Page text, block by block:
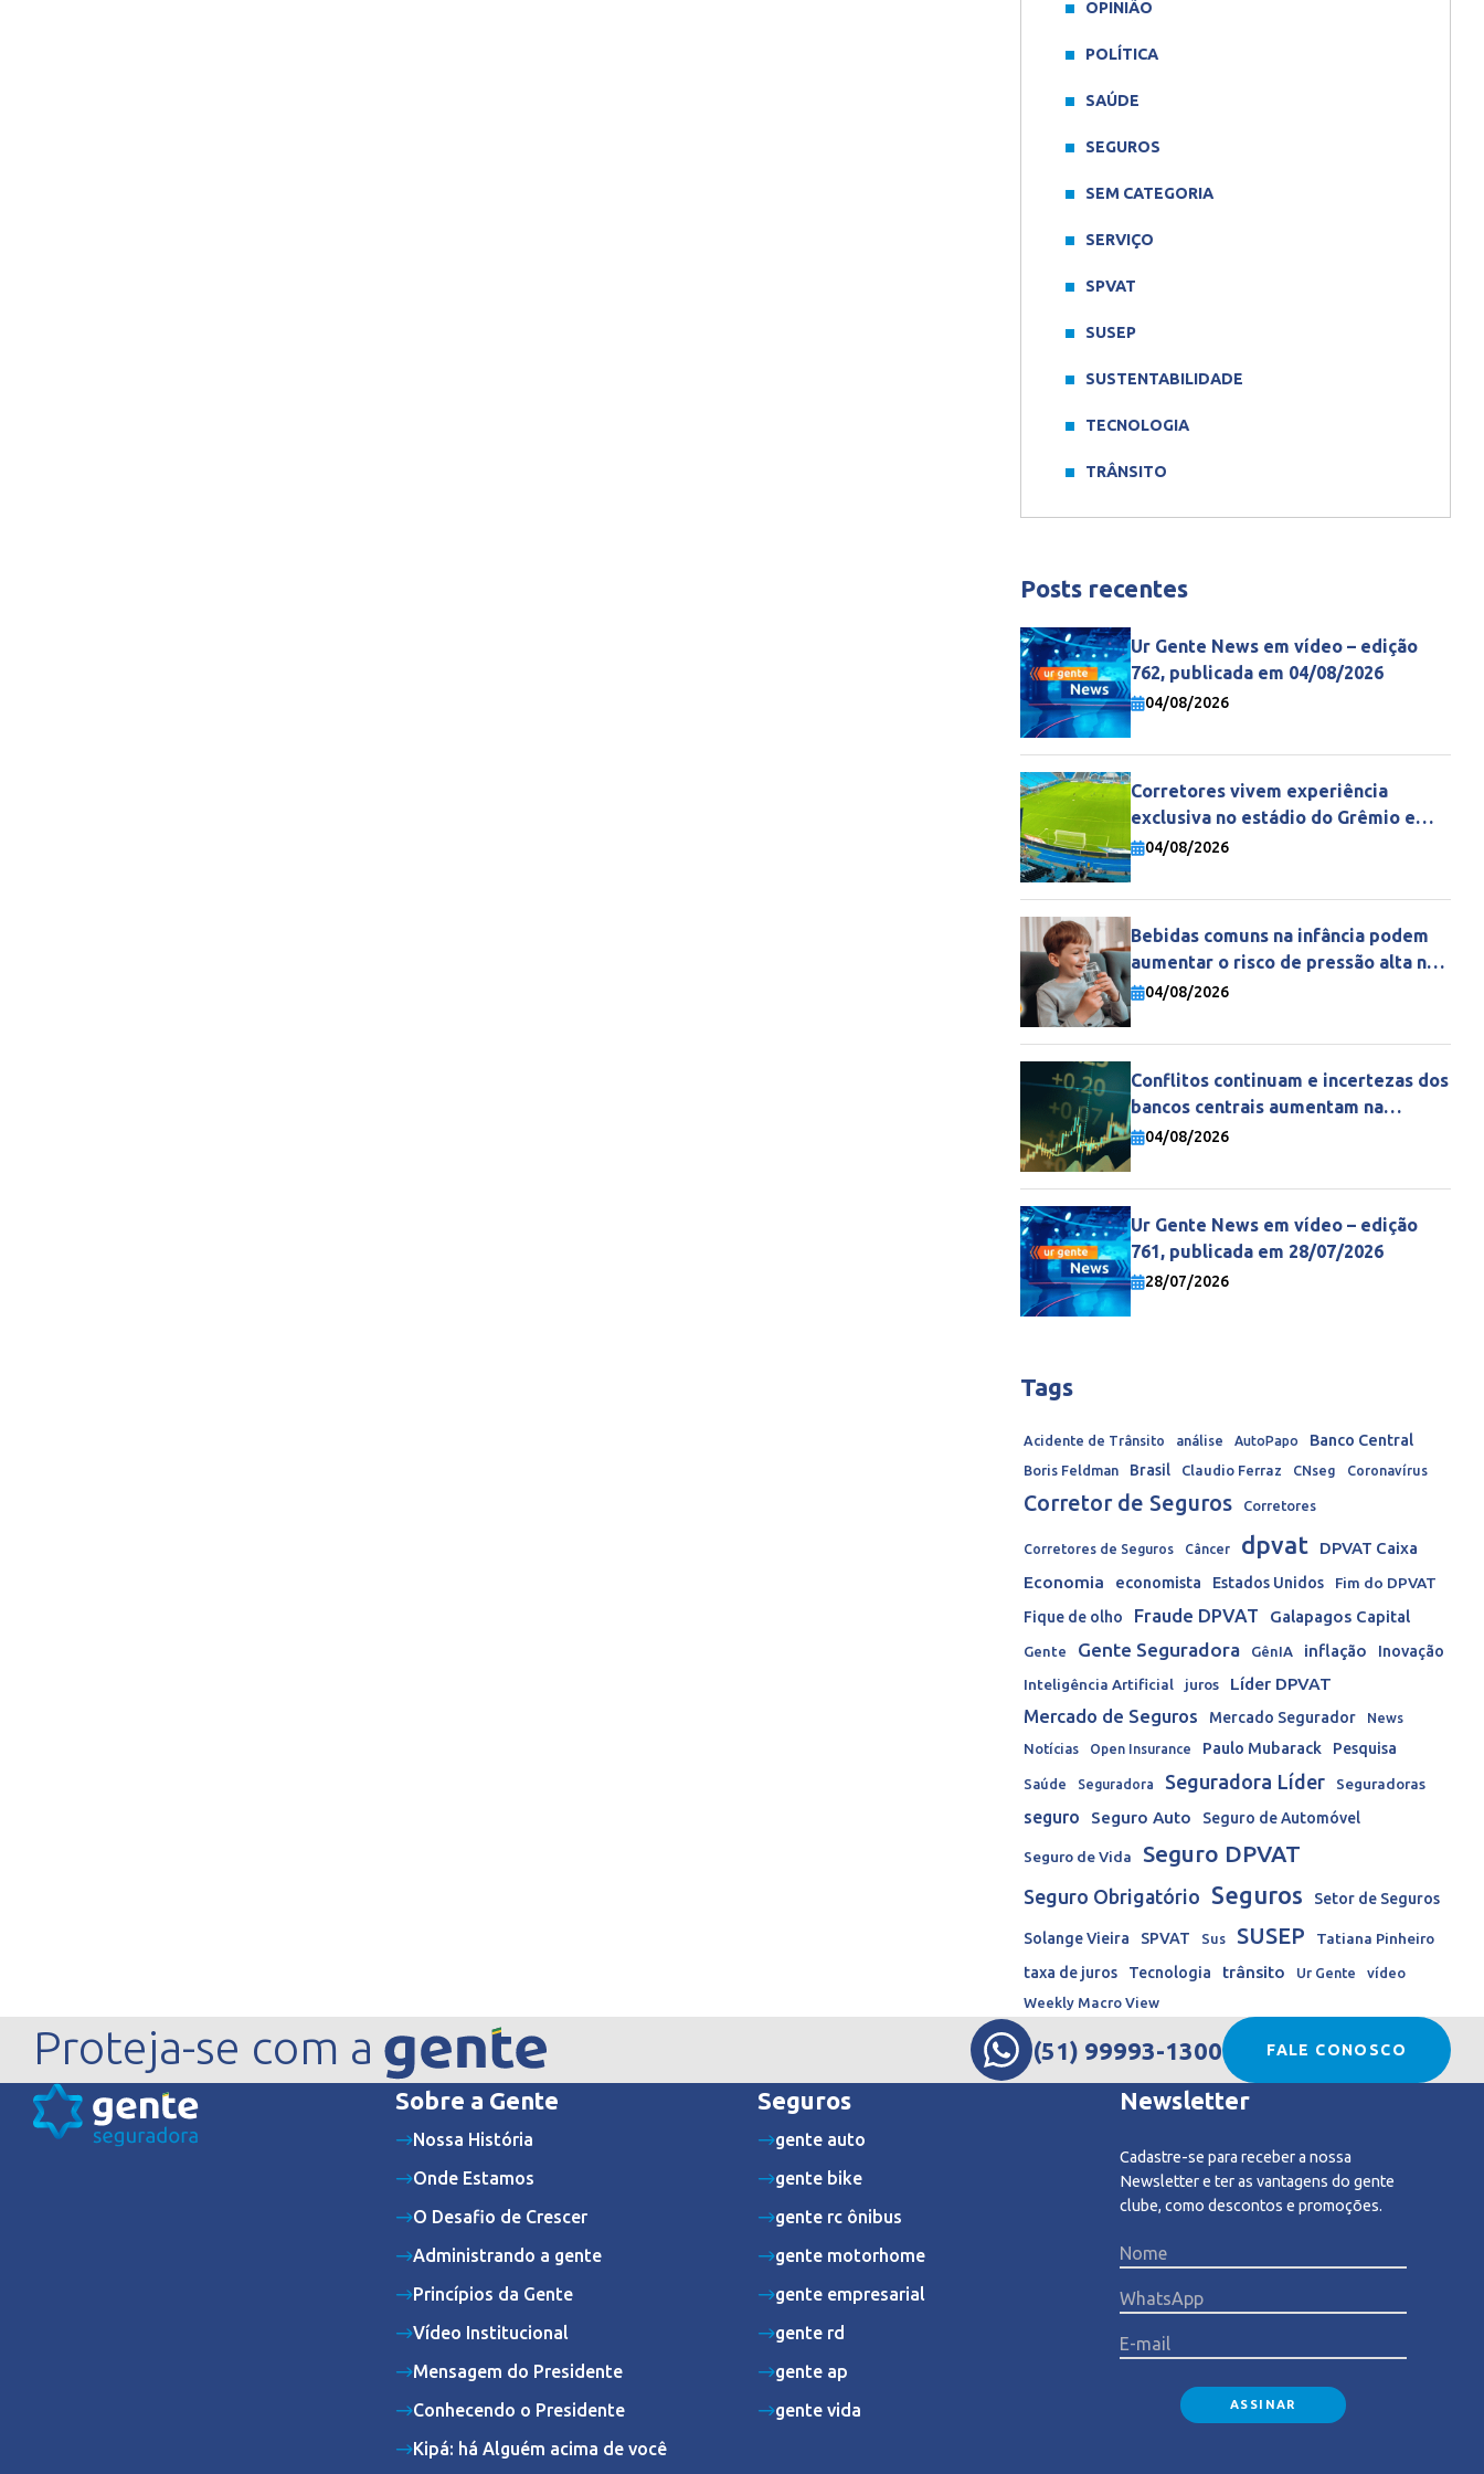
OPINIÃO
POLÍTICA
SAÚDE
SEGUROS
SEM CATEGORIA
SERVIÇO
SPVAT
SUSEP
SUSTENTABILIDADE
TECNOLOGIA
TRÂNSITO
Posts recentes
Ur Gente News em vídeo – edição
762, publicada em 04/08/2026
04/08/2026
Corretores vivem experiência
exclusiva no estádio do Grêmio e
fortalecem parceria com a Gente
04/08/2026
Bebidas comuns na infância podem
aumentar o risco de pressão alta na
vida adulta
04/08/2026
Conflitos continuam e incertezas dos
bancos centrais aumentam na
economia mundial
04/08/2026
Ur Gente News em vídeo – edição
761, publicada em 28/07/2026
28/07/2026
Tags
Acidente de Trânsito análise AutoPapo Banco Central
Boris Feldman Brasil Claudio Ferraz CNseg Coronavírus
Corretor de Seguros Corretores
Corretores de Seguros Câncer dpvat
DPVAT Caixa
Economia
economista Estados Unidos
Fim do DPVAT
Fique de olho
Fraude DPVAT Galapagos Capital
Gente Gente Seguradora GênIA inflação
Inovação
Inteligência Artificial
juros
Líder DPVAT
Mercado de Seguros
Mercado Segurador
News
Notícias
Open Insurance Paulo Mubarack Pesquisa
Saúde Seguradora Seguradora Líder Seguradoras
seguro Seguro Auto Seguro de Automóvel
Seguro de Vida Seguro DPVAT
Seguro Obrigatório Seguros Setor de Seguros
Solange Vieira SPVAT Sus SUSEP
Tatiana Pinheiro
taxa de juros
Tecnologia trânsito Ur Gente
vídeo
Weekly Macro View
Proteja-se com a (51) 99993-1300 FALE CONOSCO
Sobre a Gente
Nossa História
Onde Estamos
O Desafio de Crescer
Administrando a gente
Princípios da Gente
Vídeo Institucional
Mensagem do Presidente
Conhecendo o Presidente
Kipá: há Alguém acima de você
Seguros
gente auto
gente bike
gente rc ônibus
gente motorhome
gente empresarial
gente rd
gente ap
gente vida
Newsletter
Cadastre-se para receber a nossa
Newsletter e ter as vantagens do gente
clube, como descontos e promoções.